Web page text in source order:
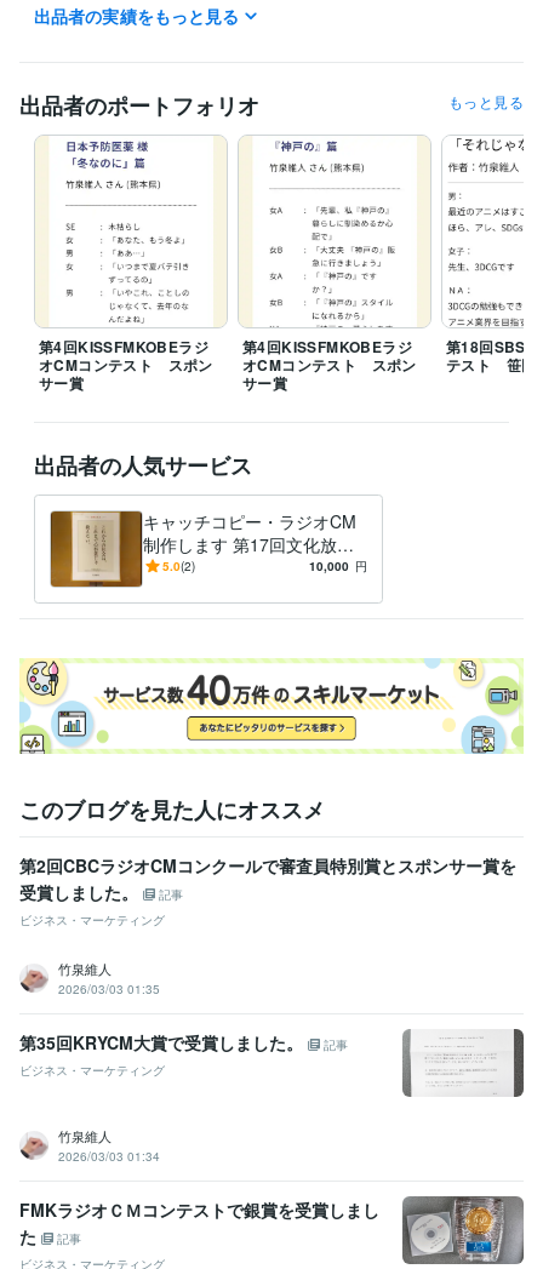
ジオCMグランプリ　入選 AFMラジオCMコンテスト2022　スポンサ
ジオCMグランプリ　銅賞 第1回Kiss FMラジオCMコンテスト　スポ
ンサー賞
BSNラジオCMグランプリ2021 グランプリ・審査員特別
賞 第15回SBSラジオＣＭコンクール　協賛社賞
想文コンクール　優秀賞 第6回大人の読書感想文コンクール　優秀
賞・特別賞 指宿市キャッチコピー　優秀賞 BERRY GOOD CM　20
23　グランプリ・優秀賞
文化放送　第17回ラジオCMコンテスト
KNBラジオCMコンテスト2024　協賛社賞 第20回K-mix RA
DIO CM コピーコンテスト　佳作
第12回SBCラジオCMグランプリ
入選・協賛社賞
資格・検定
日商簿記検定1級 取得年 : 2017年
得意分野
広告
読書 出版 添削 校正
学歴
熊本大学 2006年3月 ~ 2010年2月
出品者の実績をもっと見る
出品者のポートフォリオ もっと見る
第4回KISSFMKOBEラジ
オCMコンテスト スポン
サー賞
第4回KISSFMKOBEラジ
オCMコンテスト スポン
サー賞
第18回SBS
テスト 笹田
出品者の人気サービス
キャッチコピー・ラジオCM
制作します 第17回文化放送
ラジオCMコンテスト等受賞
5.0(2) 10,000 円
このブログを見た人にオススメ
第2回CBCラジオCMコンクールで審査員特別賞とスポンサー賞を
受賞しました。
記事
ビジネス・マーケティング
竹泉維人
2026/03/03 01:35
第35回KRYCM大賞で受賞しました。
記事
ビジネス・マーケティング
竹泉維人
2026/03/03 01:34
FMKラジオＣＭコンテストで銀賞を受賞しまし
た
記事
ビジネス・マーケティング